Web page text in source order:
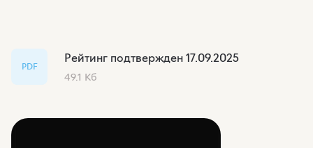
PDF
Рейтинг подтвержден 17.09.2025
49.1 Кб